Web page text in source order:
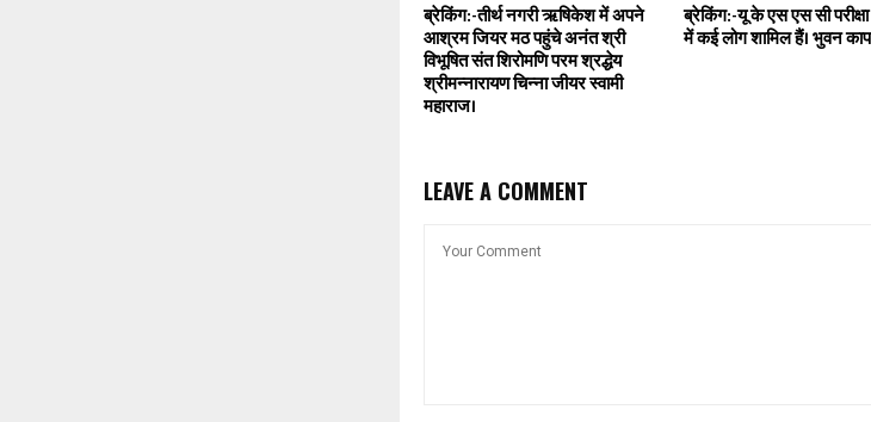
ब्रेकिंग:-तीर्थ नगरी ऋषिकेश में अपने
आश्रम जियर मठ पहुंचे अनंत श्री
विभूषित संत शिरोमणि परम श्रद्धेय
श्रीमन्नारायण चिन्ना जीयर स्वामी
महाराज।
ब्रेकिंग:-यू के एस एस सी
में कई लोग शामिल हैं। भुवन
LEAVE A COMMENT